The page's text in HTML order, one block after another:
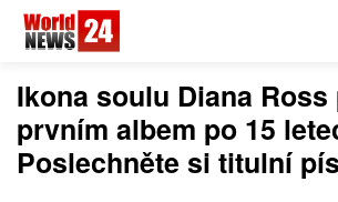
Ikona soulu Diana
prvním albem po 15
Poslechněte si titulní